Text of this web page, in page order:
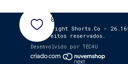
© Copyright Shorts.Co -
os direitos reservados.
Desenvolvido por TEC4U
0